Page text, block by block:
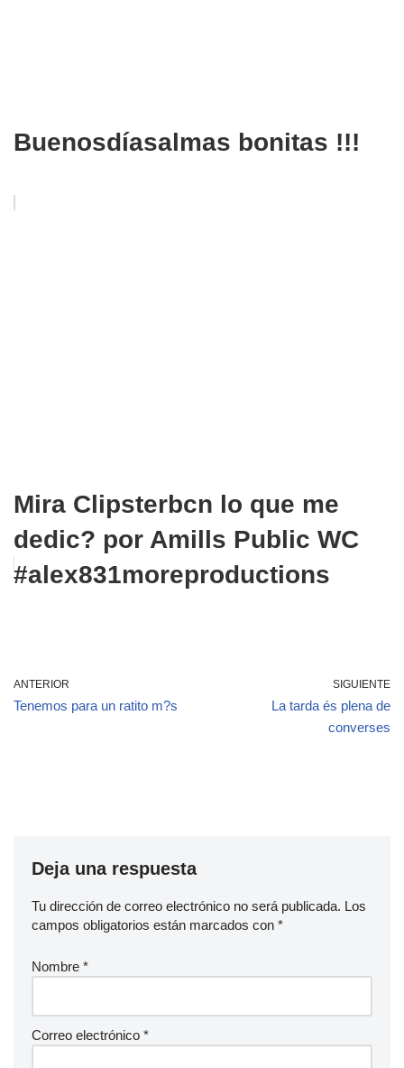
Buenosdíasalmas bonitas !!!
Mira Clipsterbcn lo que me
dedic? por Amills Public WC
#alex831moreproductions
ANTERIOR
Tenemos para un ratito m?s
SIGUIENTE
La tarda és plena de
converses
Deja una respuesta
Tu dirección de correo electrónico no será publicada. Los
campos obligatorios están marcados con *
Nombre *
Correo electrónico *